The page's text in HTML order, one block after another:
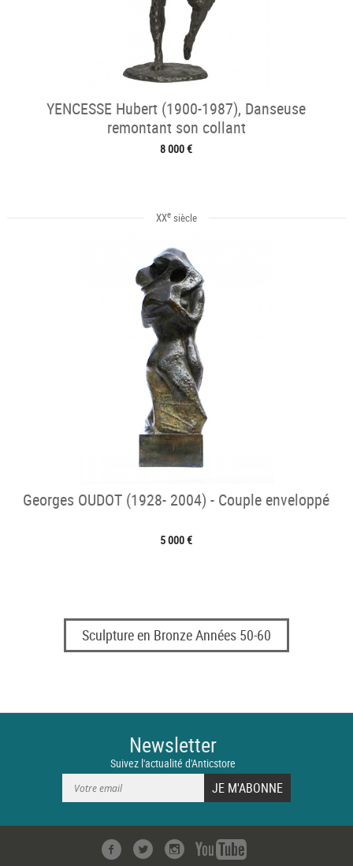
YENCESSE Hubert (1900-1987), Danseuse
remontant son collant
8 000 €
XXesiècle
Georges OUDOT (1928- 2004) - Couple enveloppé
5 000 €
Sculpture en Bronze Années 50-60
Newsletter
Suivez l'actualité d'Anticstore